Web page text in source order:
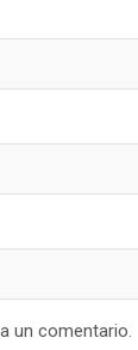
un comentario.